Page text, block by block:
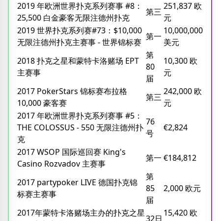
2019 年欧洲世界扑克系列赛事 #8：
25,500 白金豪客无限注德州扑克
第三
251,837 欧
元
2019 世界扑克系列赛#73：$10,000
无限注德州扑克主赛事 - 世界锦标赛
第一
10,000,000
美元
2018 扑克之星和蒙特卡洛赌场 EPT
主赛事
第
80
届
10,300 欧
元
2017 PokerStars 锦标赛布拉格
10,000 豪客赛
第三
242,000 欧
元
2017 年欧洲世界扑克系列赛事 #5：
THE COLOSSUS - 550 无限注德州扑
克
76
号
€2,824
2017 WSOP 国际巡回赛 King's
Casino Rozvadov 主赛事
第一 €184,812
2017 partypoker LIVE 德国扑克锦
标赛主赛事
第
85
届
2,000 欧元
2017年蒙特卡洛赌场主办的扑克之星
32日
15,420 欧